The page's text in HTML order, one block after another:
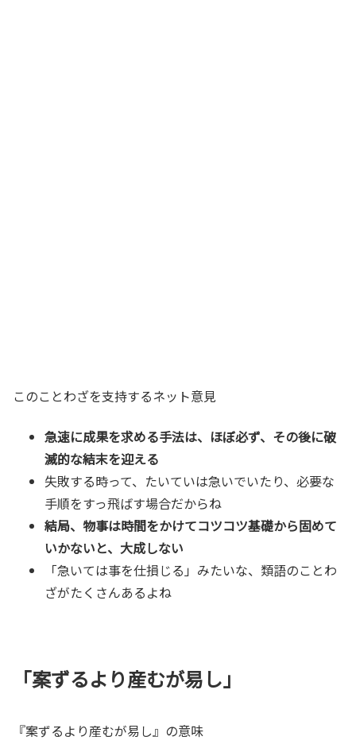
このことわざを支持するネット意見
急速に成果を求める手法は、ほぼ必ず、その後に破
滅的な結末を迎える
失敗する時って、たいていは急いでいたり、必要な
手順をすっ飛ばす場合だからね
結局、物事は時間をかけてコツコツ基礎から固めて
いかないと、大成しない
「急いては事を仕損じる」みたいな、類語のことわ
ざがたくさんあるよね
「案ずるより産むが易し」
『案ずるより産むが易し』の意味